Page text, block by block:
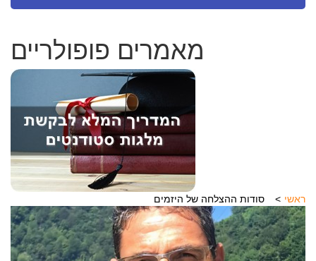
מאמרים פופולריים
ראשי סודות ההצלחה של היזמים